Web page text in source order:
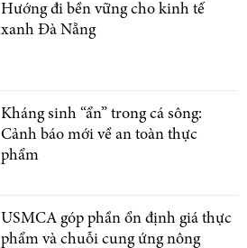
Hướng đi bền vững cho kinh tế
xanh Đà Nẵng
Kháng sinh “ẩn” trong cá sông:
Cảnh báo mới về an toàn thực
phẩm
USMCA góp phần ổn định giá thực
phẩm và chuỗi cung ứng nông